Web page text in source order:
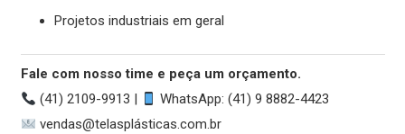
Projetos industriais em geral
Fale com nosso time e peça um orçamento.
(41) 2109-9913 |
WhatsApp: (41) 9 8882-4423
vendas@telasplásticas.com.br